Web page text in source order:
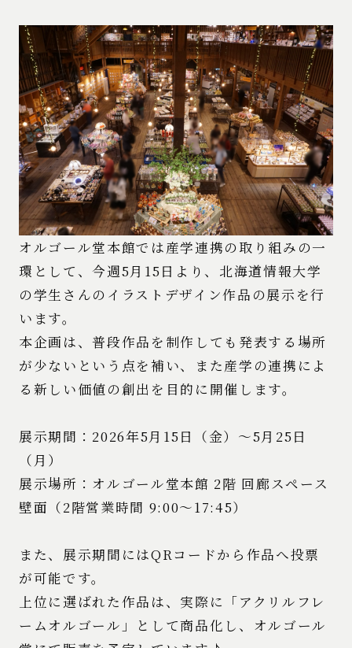
オルゴール堂本館では産学連携の取り組みの一
環として、今週5月15日より、北海道情報大学
の学生さんのイラストデザイン作品の展示を行
います。
本企画は、普段作品を制作しても発表する場所
が少ないという点を補い、また産学の連携によ
る新しい価値の創出を目的に開催します。
展示期間：2026年5月15日（金）～5月25日
（月）
展示場所：オルゴール堂本館 2階 回廊スペース
壁面（2階営業時間 9:00～17:45）
また、展示期間にはQRコードから作品へ投票
が可能です。
上位に選ばれた作品は、実際に「アクリルフレ
ームオルゴール」として商品化し、オルゴール